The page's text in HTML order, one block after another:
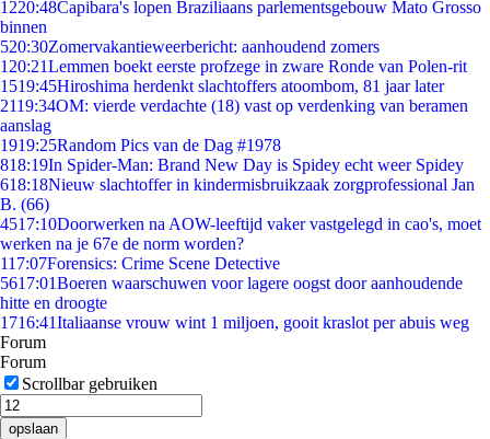
1220:48Capibara's lopen Braziliaans parlementsgebouw Mato Grosso
binnen
520:30Zomervakantieweerbericht: aanhoudend zomers
1 20:21Lemmen boekt eerste profzege in zware Ronde van Polen-rit
1519:45Hiroshima herdenkt slachtoffers atoombom, 81 jaar later
2119:34OM: vierde verdachte (18) vast op verdenking van beramen
aanslag
1919:25Random Pics van de Dag #1978
818:19In Spider-Man: Brand New Day is Spidey echt weer Spidey
618:18Nieuw slachtoffer in kindermisbruikzaak zorgprofessional Jan
B. (66)
4517:10Doorwerken na AOW-leeftijd vaker vastgelegd in cao's, moet
werken na je 67e de norm worden?
117:07Forensics: Crime Scene Detective
5617:01Boeren waarschuwen voor lagere oogst door aanhoudende
hitte en droogte
1716:41Italiaanse vrouw wint 1 miljoen, gooit kraslot per abuis weg
Forum
Forum
Scrollbar gebruiken
opslaan